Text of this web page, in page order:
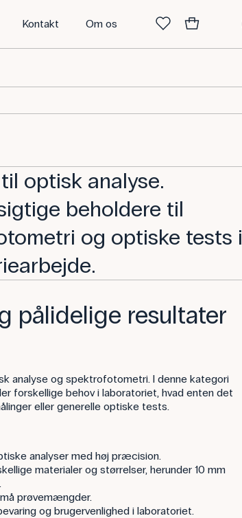
Kontakt Om os
optisk analyse.
beholdere til
og optiske tests i
pålidelige resultater
analyse og spektrofotometri. I denne kategori
forskellige behov i laboratoriet, hvad enten det
eller generelle optiske tests.
analyser med høj præcision.
materialer og størrelser, herunder 10 mm
prøvemængder.
og brugervenlighed i laboratoriet.